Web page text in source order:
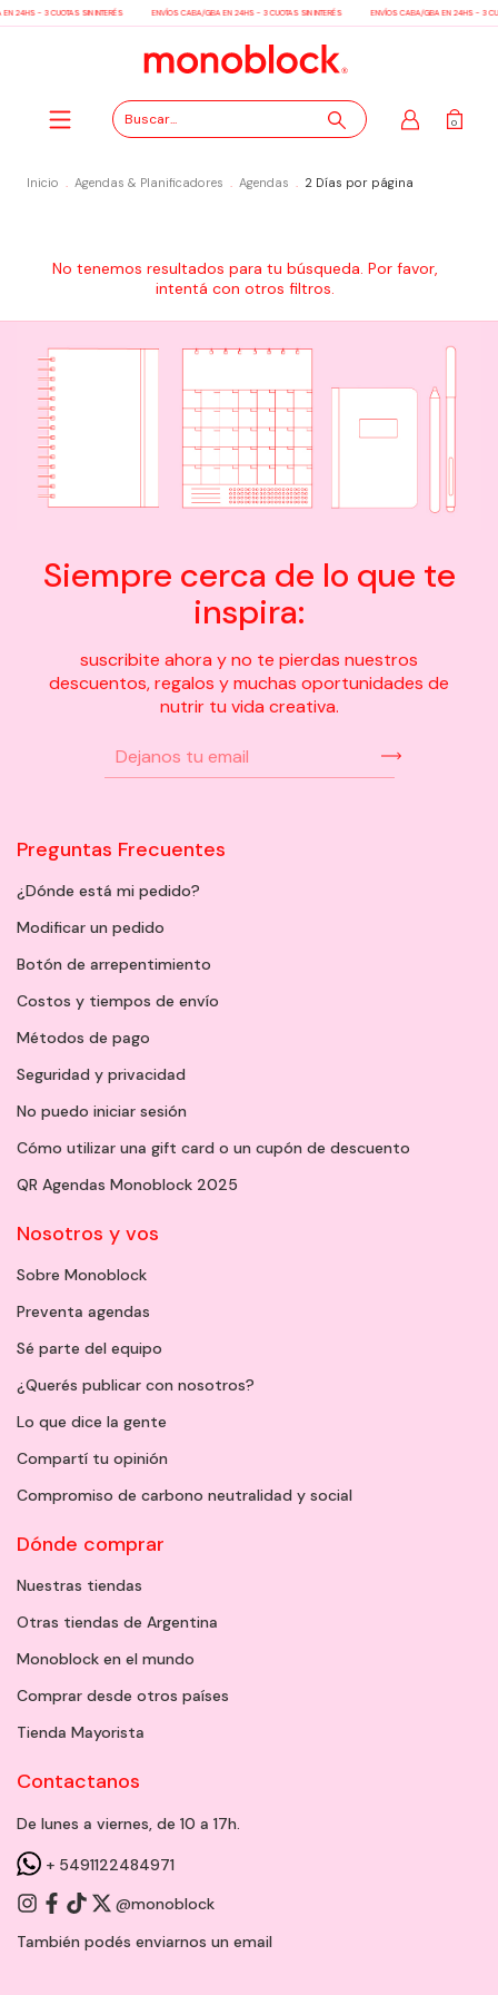
24HS - 3 CUOTAS SIN INTERÉS ENVÍOS CABA/GBA EN 24HS - 3 CUOTAS SIN INTERÉS ENVÍOS CABA/GBA EN 24HS - 3
0
Inicio . Agendas & Planificadores . Agendas . 2 Días por página
No tenemos resultados para tu búsqueda. Por favor,
intentá con otros filtros.
Siempre cerca de lo que te
inspira:
suscribite ahora y no te pierdas nuestros
descuentos, regalos y muchas oportunidades de
nutrir tu vida creativa.
Preguntas Frecuentes
¿Dónde está mi pedido?
Modificar un pedido
Botón de arrepentimiento
Costos y tiempos de envío
Métodos de pago
Seguridad y privacidad
No puedo iniciar sesión
Cómo utilizar una gift card o un cupón de descuento
QR Agendas Monoblock 2025
Nosotros y vos
Sobre Monoblock
Preventa agendas
Sé parte del equipo
¿Querés publicar con nosotros?
Lo que dice la gente
Compartí tu opinión
Compromiso de carbono neutralidad y social
Dónde comprar
Nuestras tiendas
Otras tiendas de Argentina
Monoblock en el mundo
Comprar desde otros países
Tienda Mayorista
Contactanos
De lunes a viernes, de 10 a 17h.
+ 5491122484971
@monoblock
También podés enviarnos un email